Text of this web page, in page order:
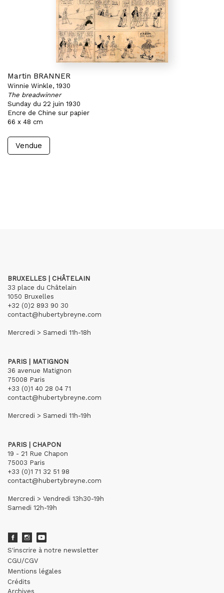
Martin BRANNER
Winnie Winkle, 1930
The breadwinner
Sunday du 22 juin 1930
Encre de Chine sur papier
66 x 48 cm
Vendue
BRUXELLES | CHÂTELAIN
33 place du Châtelain
1050 Bruxelles
+32 (0)2 893 90 30
contact@hubertybreyne.com
Mercredi > Samedi 11h-18h
PARIS | MATIGNON
36 avenue Matignon
75008 Paris
+33 (0)1 40 28 04 71
contact@hubertybreyne.com
Mercredi > Samedi 11h-19h
PARIS | CHAPON
19 - 21 Rue Chapon
75003 Paris
+33 (0)1 71 32 51 98
contact@hubertybreyne.com
Mercredi > Vendredi 13h30-19h
Samedi 12h-19h
S'inscrire à notre newsletter
CGU/CGV
Mentions légales
Crédits
Archives